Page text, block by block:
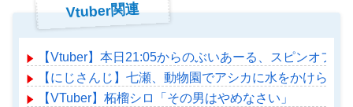
Vtuber関連
【Vtuber】本日21:05からのぶいあーる、スピンオフ企
【にじさんじ】七瀬、動物園でアシカに水をかけられ
【VTuber】柘榴シロ「その男はやめなさい」